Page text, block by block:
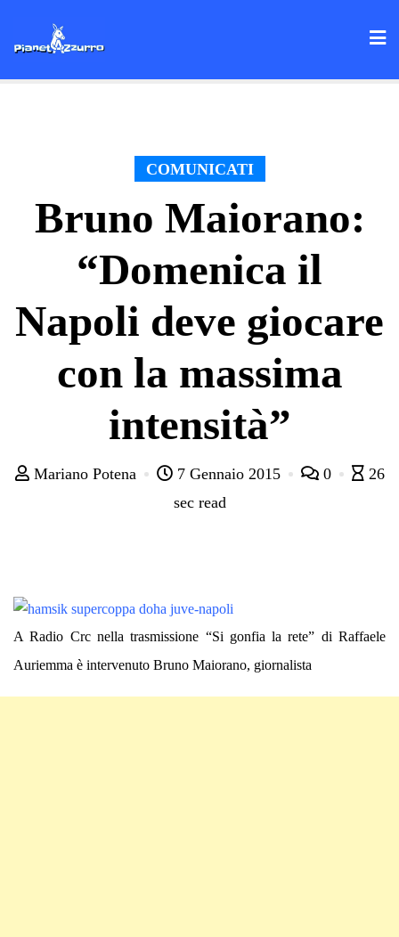
COMUNICATI
Bruno Maiorano:
“Domenica il
Napoli deve giocare
con la massima
intensità”
Mariano Potena 7 Gennaio 2015 0
26
sec read
A Radio Crc nella trasmissione “Si gonfia la rete” di Raffaele
Auriemma è intervenuto Bruno Maiorano, giornalista